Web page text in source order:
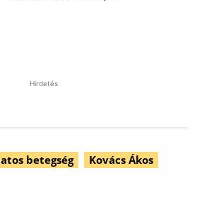
Hirdetés
betegség
Kovács Ákos